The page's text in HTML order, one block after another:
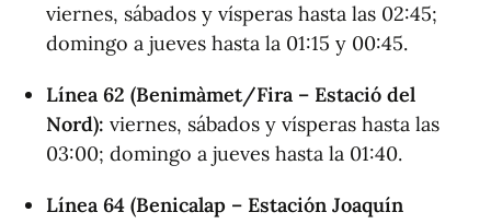
viernes, sábados y vísperas hasta las 02:45;
domingo a jueves hasta la 01:15 y 00:45.
Línea 62 (Benimàmet/Fira – Estació del
Nord): viernes, sábados y vísperas hasta las
03:00; domingo a jueves hasta la 01:40.
Línea 64 (Benicalap – Estación Joaquín